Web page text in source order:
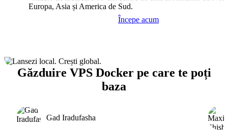
Europa, Asia și America de Sud.
Începe acum
Găzduire VPS Docker pe care te poți
baza
Gad Iradufasha